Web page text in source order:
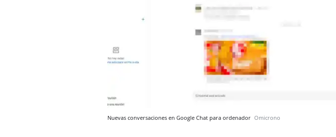
Nuevas conversaciones en Google Chat para ordenador Omicrono